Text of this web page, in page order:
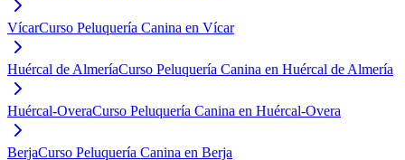
VícarCurso Peluquería Canina en Vícar
Huércal de AlmeríaCurso Peluquería Canina en Huércal de Almería
Huércal-OveraCurso Peluquería Canina en Huércal-Overa
BerjaCurso Peluquería Canina en Berja